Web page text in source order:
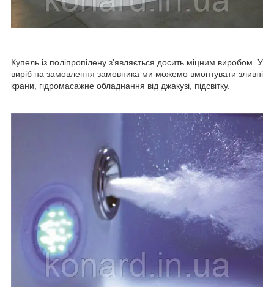
Купель із поліпропілену з'являється досить міцним виробом. У
виріб на замовлення замовника ми можемо вмонтувати зливні
крани, гідромасажне обладнання від джакузі, підсвітку.